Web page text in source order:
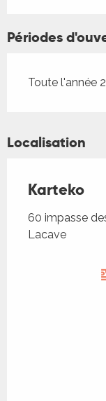
Périodes
Toute l'année
Localisation
Karteko
60 impasse
Lacave